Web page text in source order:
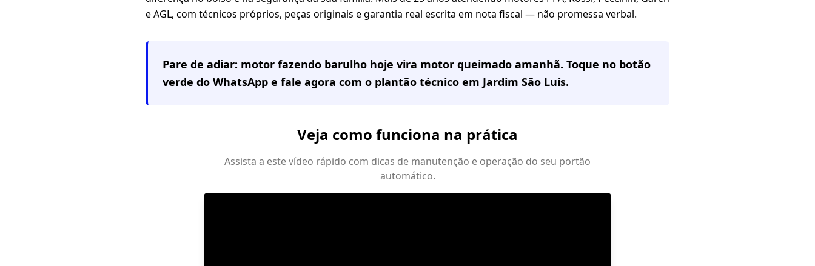
e AGL, com técnicos próprios, peças originais e garantia real escrita em nota fiscal — não promessa verbal.
Pare de adiar: motor fazendo barulho hoje vira motor queimado amanhã. Toque no botão
verde do WhatsApp e fale agora com o plantão técnico em Jardim São Luís.
Veja como funciona na prática
Assista a este vídeo rápido com dicas de manutenção e operação do seu portão
automático.